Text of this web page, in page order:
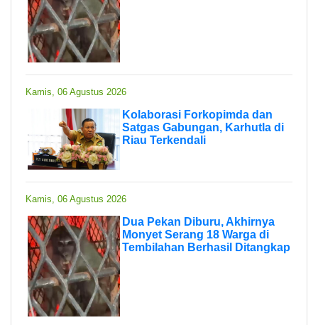
Kamis, 06 Agustus 2026
Kolaborasi Forkopimda dan
Satgas Gabungan, Karhutla di
Riau Terkendali
Kamis, 06 Agustus 2026
Dua Pekan Diburu, Akhirnya
Monyet Serang 18 Warga di
Tembilahan Berhasil Ditangkap